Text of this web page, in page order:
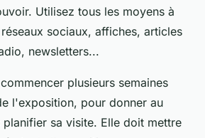
Utilisez tous les moyens à
sociaux, affiches, articles
newsletters...
plusieurs semaines
l'exposition, pour donner au
sa visite. Elle doit mettre